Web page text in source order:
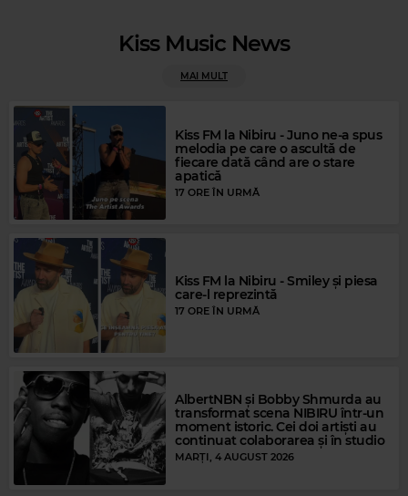
Magic Gold
SHEENA EASTON–MORNING TRAIN (NINE TO FIVE)
Kiss Music News
MAI MULT
Kiss FM la Nibiru - Juno ne-a spus
melodia pe care o ascultă de
fiecare dată când are o stare
apatică
17 ORE ÎN URMĂ
Kiss FM la Nibiru - Smiley și piesa
care-l reprezintă
17 ORE ÎN URMĂ
AlbertNBN și Bobby Shmurda au
transformat scena NIBIRU într-un
moment istoric. Cei doi artiști au
continuat colaborarea și în studio
MARȚI, 4 AUGUST 2026